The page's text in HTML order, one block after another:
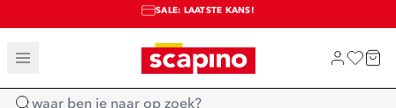
TOT 70% KORTING OP SALE
SALE: LAATSTE KANS!
SHOP NIEUW
Home